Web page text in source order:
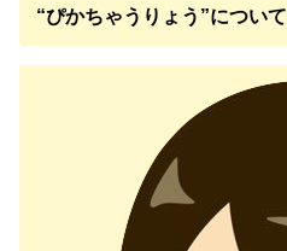
“ぴかちゃうりょう”について